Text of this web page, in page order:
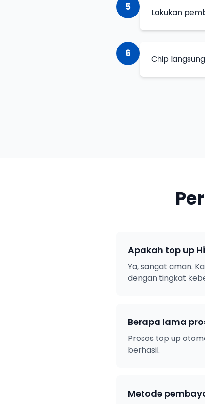
5 Lakukan
6 Chip
Apakah top up
Ya, sangat aman.
dengan tingkat
Berapa lama
Proses top up
berhasil.
Metode